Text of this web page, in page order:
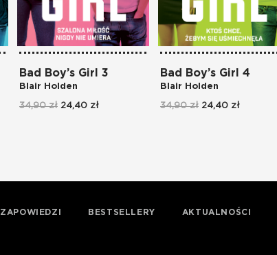
Bad Boy’s Girl 3
Blair Holden
34,90 zł 24,40 zł
Bad Boy’s Girl 4
Blair Holden
34,90 zł 24,40 zł
ZAPOWIEDZI BESTSELLERY AKTUALNOŚCI